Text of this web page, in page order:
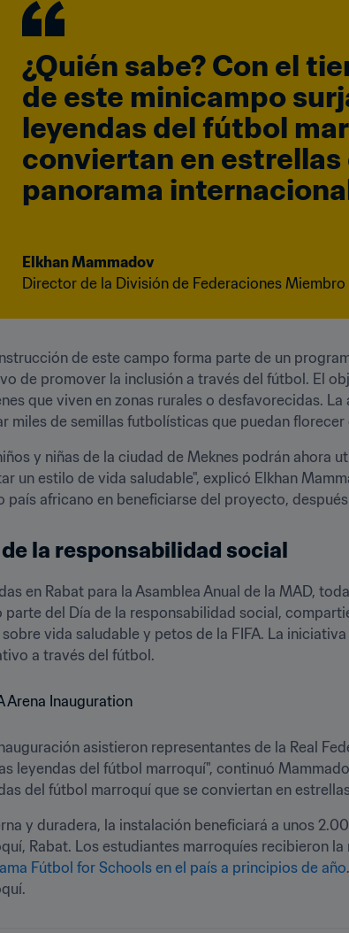
¿Quién sabe? Con el
de este minicampo
leyendas del fútbol
conviertan en estrellas
panorama
Elkhan Mammadov
Director de la División de Federaciones Miembro
de este campo forma parte de un
de promover la inclusión a través del fútbol. El
que viven en zonas rurales o desfavorecidas.
miles de semillas futbolísticas que puedan florecer
y niñas de la ciudad de Meknes podrán ahora
un estilo de vida saludable", explicó Elkhan
país africano en beneficiarse del proyecto,
la responsabilidad social
en Rabat para la Asamblea Anual de la MAD,
parte del Día de la responsabilidad social,
sobre vida saludable y petos de la FIFA. La
a través del fútbol.
asistieron representantes de la Real
leyendas del fútbol marroquí", continuó
del fútbol marroquí que se conviertan en
y duradera, la instalación beneficiará a unos
Rabat. Los estudiantes marroquíes recibieron
Fútbol for Schools en el país a principios de año